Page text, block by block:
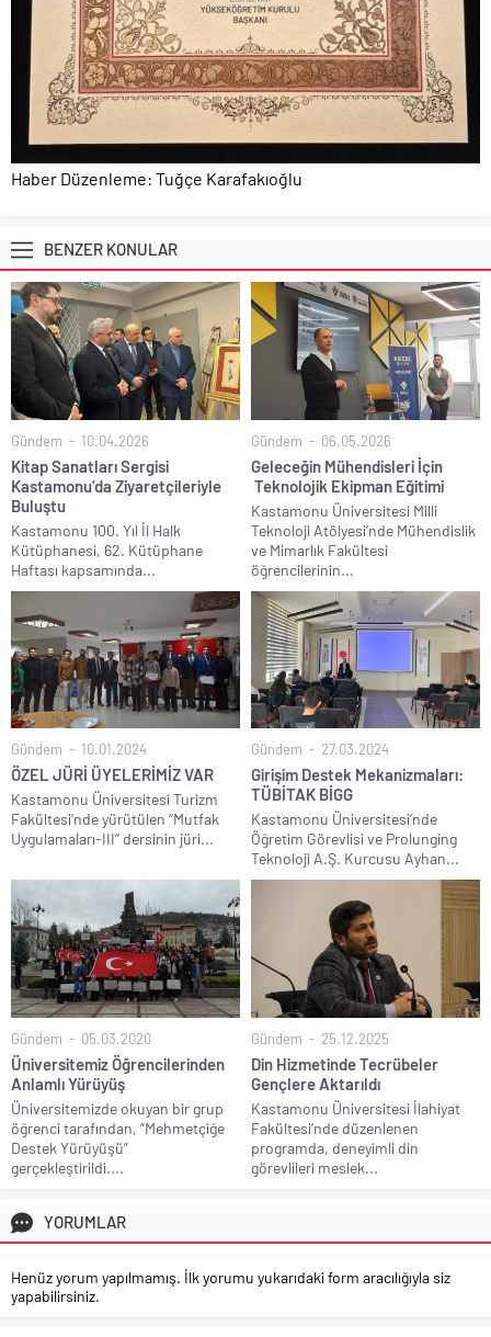
Haber Düzenleme: Tuğçe Karafakıoğlu
BENZER KONULAR
Gündem 10.04.2026
Kitap Sanatları Sergisi
Kastamonu’da Ziyaretçileriyle
Buluştu
Kastamonu 100. Yıl İl Halk
Kütüphanesi, 62. Kütüphane
Haftası kapsamında...
Gündem 06.05.2026
Geleceğin Mühendisleri İçin
Teknolojik Ekipman Eğitimi
Kastamonu Üniversitesi Milli
Teknoloji Atölyesi’nde Mühendislik
ve Mimarlık Fakültesi
öğrencilerinin...
Gündem 10.01.2024
ÖZEL JÜRİ ÜYELERİMİZ VAR
Kastamonu Üniversitesi Turizm
Fakültesi'nde yürütülen ‘’Mutfak
Uygulamaları-III’’ dersinin jüri...
Gündem 27.03.2024
Girişim Destek Mekanizmaları:
TÜBİTAK BİGG
Kastamonu Üniversitesi’nde
Öğretim Görevlisi ve Prolunging
Teknoloji A.Ş. Kurcusu Ayhan...
Gündem 05.03.2020
Üniversitemiz Öğrencilerinden
Anlamlı Yürüyüş
Üniversitemizde okuyan bir grup
öğrenci tarafından, “Mehmetçiğe
Destek Yürüyüşü”
gerçekleştirildi....
Gündem 25.12.2025
Din Hizmetinde Tecrübeler
Gençlere Aktarıldı
Kastamonu Üniversitesi İlahiyat
Fakültesi’nde düzenlenen
programda, deneyimli din
görevlileri meslek...
YORUMLAR
Henüz yorum yapılmamış. İlk yorumu yukarıdaki form aracılığıyla siz
yapabilirsiniz.